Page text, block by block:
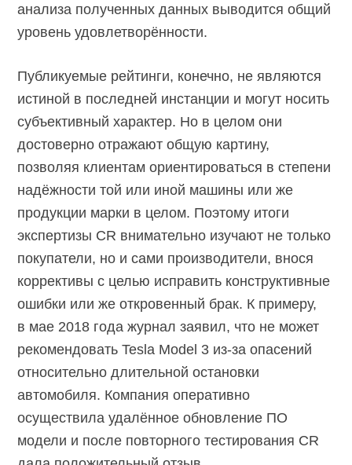
анализа полученных данных выводится общий
уровень удовлетворённости.
Публикуемые рейтинги, конечно, не являются
истиной в последней инстанции и могут носить
субъективный характер. Но в целом они
достоверно отражают общую картину,
позволяя клиентам ориентироваться в степени
надёжности той или иной машины или же
продукции марки в целом. Поэтому итоги
экспертизы CR внимательно изучают не только
покупатели, но и сами производители, внося
коррективы с целью исправить конструктивные
ошибки или же откровенный брак. К примеру,
в мае 2018 года журнал заявил, что не может
рекомендовать Tesla Model 3 из-за опасений
относительно длительной остановки
автомобиля. Компания оперативно
осуществила удалённое обновление ПО
модели и после повторного тестирования CR